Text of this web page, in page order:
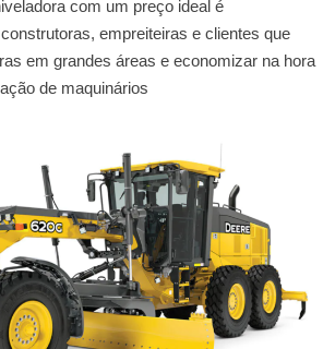
com um preço ideal é
empreiteiras e clientes que
em grandes áreas e economizar na hora
de maquinários